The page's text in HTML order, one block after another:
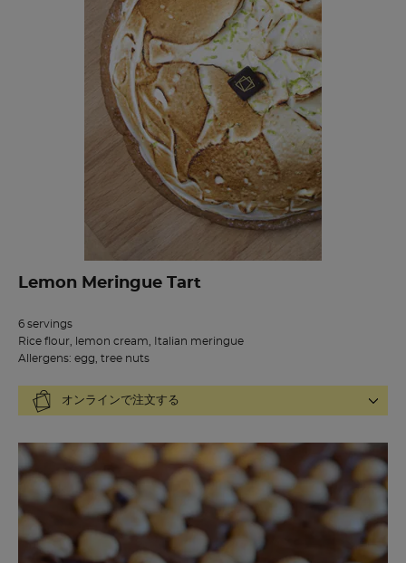
Lemon Meringue Tart
6 servings
Rice flour, lemon cream, Italian meringue
Allergens: egg, tree nuts
オンラインで注文する